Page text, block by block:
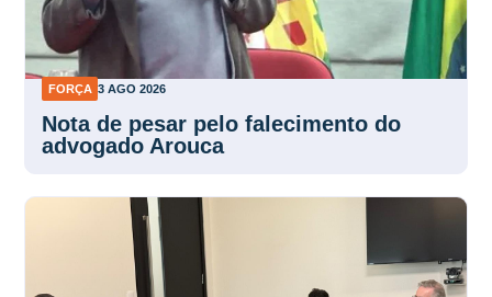
FORÇA 3 AGO 2026
Nota de pesar pelo falecimento do
advogado Arouca